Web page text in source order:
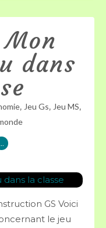
Mon
dans
, Jeu Gs, Jeu MS,
GS Voici
le jeu